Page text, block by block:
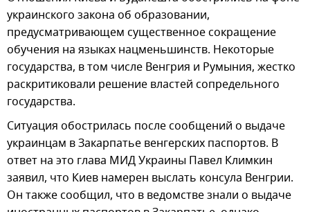
украинского закона об образовании,
предусматривающем существенное сокращение
обучения на языках нацменьшинств. Некоторые
государства, в том числе Венгрия и Румыния, жестко
раскритиковали решение властей сопредельного
государства.
Ситуация обострилась после сообщений о выдаче
украинцам в Закарпатье венгерских паспортов. В
ответ на это глава МИД Украины Павел Климкин
заявил, что Киев намерен выслать консула Венгрии.
Он также сообщил, что в ведомстве знали о выдаче